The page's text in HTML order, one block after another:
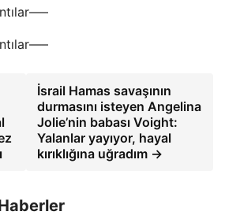
İsrail Hamas savaşının
durmasını isteyen Angelina
Jolie’nin babası Voight:
Yalanlar yayıyor, hayal
kırıklığına uğradım →